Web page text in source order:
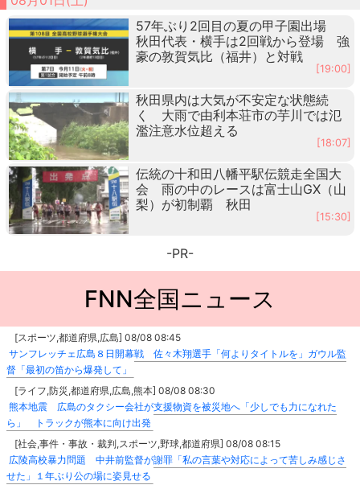
57年ぶり2回目の夏の甲子園出場
秋田代表・横手は2回戦から登場 強
豪の敦賀気比（福井）と対戦
[19:00]
秋田県内は大気が不安定な状態続
く 大雨で由利本荘市の芋川では氾
濫注意水位超える
[18:07]
伝統の十和田八幡平駅伝競走全国大
会 雨の中のレースは富士山GX（山
梨）が初制覇 秋田
[15:30]
-PR-
FNN全国ニュース
[スポーツ,都道府県,広島] 08/08 08:45
サンフレッチェ広島８日開幕戦 佐々木翔選手「何よりタイトルを」ガウル監
督「最初の笛から爆発して」
[ライフ,防災,都道府県,広島,熊本] 08/08 08:30
熊本地震 広島のタクシー会社が支援物資を被災地へ「少しでも力になれた
ら」 トラックが熊本に向け出発
[社会,事件・事故・裁判,スポーツ,野球,都道府県] 08/08 08:15
広陵高校暴力問題 中井前監督が謝罪「私の言葉や対応によって苦しみ感じさ
せた」１年ぶり公の場に姿見せる